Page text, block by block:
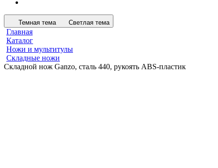
Темная тема Светлая тема
Главная
Каталог
Ножи и мультитулы
Складные ножи
Складной нож Ganzo, сталь 440, рукоять ABS-пластик